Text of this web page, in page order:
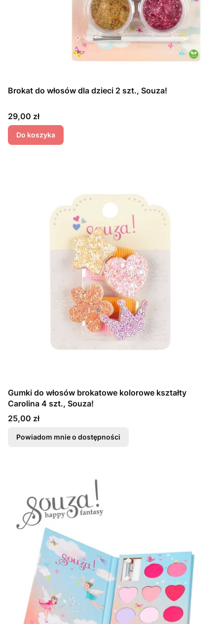
Brokat do włosów dla dzieci 2 szt., Souza!
Cena
29,00 zł
Do koszyka
Gumki do włosów brokatowe kolorowe kształty
Carolina 4 szt., Souza!
Cena
25,00 zł
Powiadom mnie o dostępności